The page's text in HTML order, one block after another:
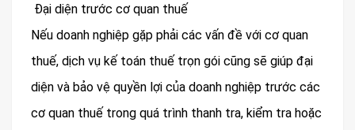
Đại diện trước cơ quan thuế
Nếu doanh nghiệp gặp phải các vấn đề với cơ quan
thuế, dịch vụ kế toán thuế trọn gói cũng sẽ giúp đại
diện và bảo vệ quyền lợi của doanh nghiệp trước các
cơ quan thuế trong quá trình thanh tra, kiểm tra hoặc